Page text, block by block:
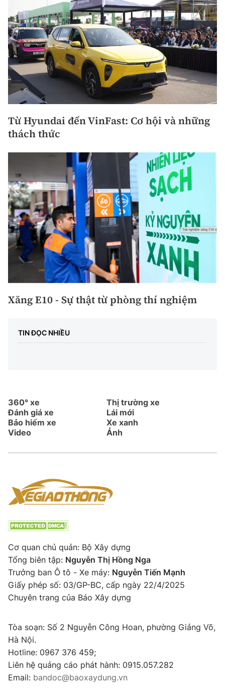
Từ Hyundai đến VinFast: Cơ hội và những
thách thức
Xăng E10 - Sự thật từ phòng thí nghiệm
TIN ĐỌC NHIỀU
360° xe
Thị trường xe
Đánh giá xe
Lái mới
Bảo hiểm xe
Xe xanh
Video
Ảnh
Cơ quan chủ quản: Bộ Xây dựng
Tổng biên tập: Nguyễn Thị Hồng Nga
Trưởng ban Ô tô - Xe máy: Nguyễn Tiến Mạnh
Giấy phép số: 03/GP-BC, cấp ngày 22/4/2025
Chuyên trang của Báo Xây dựng
Tòa soạn: Số 2 Nguyễn Công Hoan, phường Giảng Võ,
Hà Nội.
Hotline: 0967 376 459;
Liên hệ quảng cáo phát hành: 0915.057.282
Email: bandoc@baoxaydung.vn